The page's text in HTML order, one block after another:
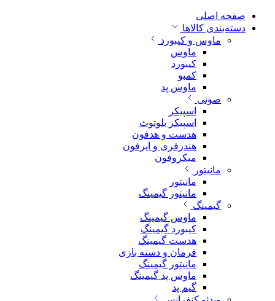
صفحه اصلی
دسته‌بندی کالاها
ماوس و کیبورد
ماوس
کیبورد
کمبو
ماوس پد
صوتی
اسپیکر
اسپیکر بلوتوث
هدست و هدفون
هندزفری و ایرفون
میکروفون
مانیتور
مانیتور
مانیتور گیمینگ
گیمینگ
ماوس گیمینگ
کیبورد گیمینگ
هدست گیمینگ
فرمان و دسته بازی
مانیتور گیمینگ
ماوس پد گیمینگ
گیم پد